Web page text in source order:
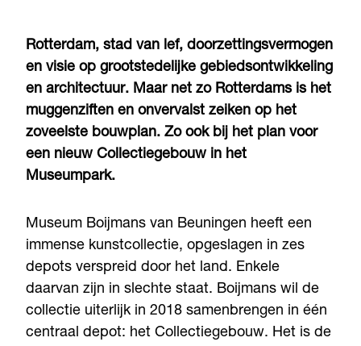
Rotterdam, stad van lef, doorzettingsvermogen
en visie op grootstedelijke gebiedsontwikkeling
en architectuur. Maar net zo Rotterdams is het
muggenziften en onvervalst zeiken op het
zoveelste bouwplan. Zo ook bij het plan voor
een nieuw Collectiegebouw in het
Museumpark.
Museum Boijmans van Beuningen heeft een
immense kunstcollectie, opgeslagen in zes
depots verspreid door het land. Enkele
daarvan zijn in slechte staat. Boijmans wil de
collectie uiterlijk in 2018 samenbrengen in één
centraal depot: het Collectiegebouw. Het is de